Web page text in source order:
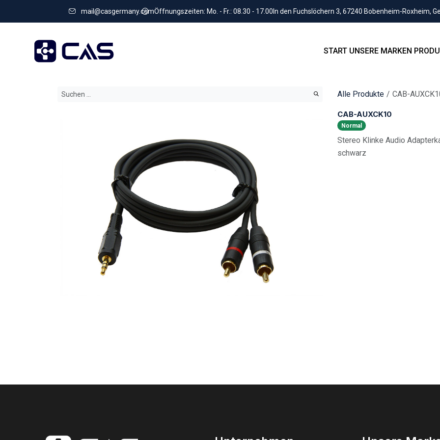
mail@casgermany.comÖffnungszeiten: Mo. - Fr.: 08.30 - 17.00 In den Fuchslöchern 3, 67240 Bobenheim-Roxheim,
START UNSERE MARKEN
Alle Produkte CAB-
CAB-AUXCK10
Normal
Stereo Klinke Audio
schwarz